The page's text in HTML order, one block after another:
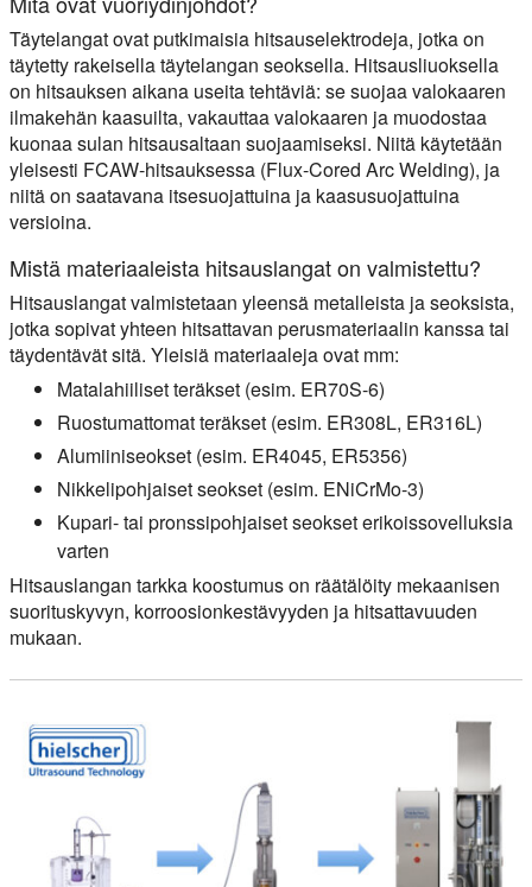
Täytelangat ovat putkimaisia hitsauselektrodeja, jotka on
täytetty rakeisella täytelangan seoksella. Hitsausliuoksella
on hitsauksen aikana useita tehtäviä: se suojaa valokaaren
ilmakehän kaasuilta, vakauttaa valokaaren ja muodostaa
kuonaa sulan hitsausaltaan suojaamiseksi. Niitä käytetään
yleisesti FCAW-hitsauksessa (Flux-Cored Arc Welding), ja
niitä on saatavana itsesuojattuina ja kaasusuojattuina
versioina.
Mistä materiaaleista hitsauslangat on valmistettu?
Hitsauslangat valmistetaan yleensä metalleista ja seoksista,
jotka sopivat yhteen hitsattavan perusmateriaalin kanssa tai
täydentävät sitä. Yleisiä materiaaleja ovat mm:
Matalahiiliset teräkset (esim. ER70S-6)
Ruostumattomat teräkset (esim. ER308L, ER316L)
Alumiiniseokset (esim. ER4045, ER5356)
Nikkelipohjaiset seokset (esim. ENiCrMo-3)
Kupari- tai pronssipohjaiset seokset erikoissovelluksia
varten
Hitsauslangan tarkka koostumus on räätälöity mekaanisen
suorituskyvyn, korroosionkestävyyden ja hitsattavuuden
mukaan.